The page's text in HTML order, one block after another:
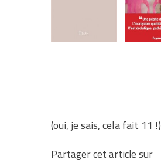
(oui, je sais, cela fait 11 !)
Partager cet article sur